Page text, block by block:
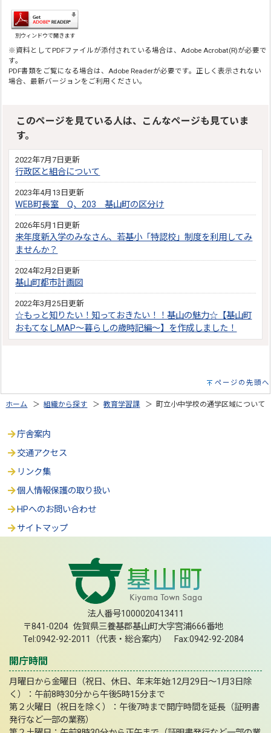
別ウィンドウで開きます
※資料としてPDFファイルが添付されている場合は、Adobe Acrobat(R)が必要で
す。
PDF書類をご覧になる場合は、Adobe Readerが必要です。正しく表示されない
場合、最新バージョンをご利用ください。
このページを見ている人は、こんなページも見ていま
す。
2022年7月7日更新
行政区と組合について
2023年4月13日更新
WEB町長室 Q、203 基山町の区分け
2026年5月1日更新
来年度新入学のみなさん、若基小「特認校」制度を利用してみ
ませんか？
2024年2月2日更新
基山町都市計画図
2022年3月25日更新
☆もっと知りたい！知っておきたい！！基山の魅力☆【基山町
おもてなしMAP～暮らしの歳時記編～】を作成しました！
ページの先頭へ
ホーム ＞組織から探す ＞教育学習課 ＞ 町立小中学校の通学区域について
庁舎案内
交通アクセス
リンク集
個人情報保護の取り扱い
HPへのお問い合わせ
サイトマップ
法人番号1000020413411
〒841-0204 佐賀県三養基郡基山町大字宮浦666番地
Tel:0942-92-2011（代表・総合案内） Fax:0942-92-2084
開庁時間
月曜日から金曜日（祝日、休日、年末年始:12月29日～1月3日除
く）：午前8時30分から午後5時15分まで
第２火曜日（祝日を除く）：午後7時まで開庁時間を延長（証明書
発行など一部の業務）